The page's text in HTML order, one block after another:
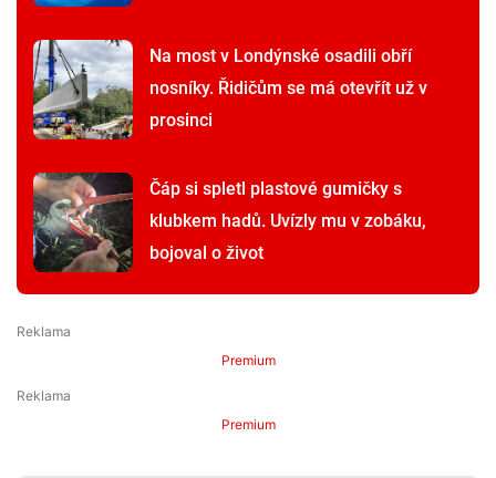
Na most v Londýnské osadili obří
nosníky. Řidičům se má otevřít už v
prosinci
Čáp si spletl plastové gumičky s
klubkem hadů. Uvízly mu v zobáku,
bojoval o život
Premium
Premium